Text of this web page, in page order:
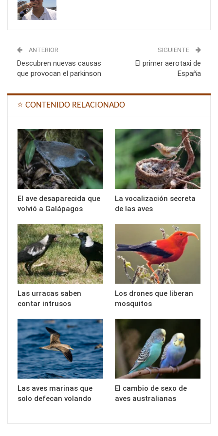
ANTERIOR
Descubren nuevas causas
que provocan el parkinson
SIGUIENTE
El primer aerotaxi de
España
⭐ CONTENIDO RELACIONADO
El ave desaparecida que
volvió a Galápagos
La vocalización secreta
de las aves
Las urracas saben
contar intrusos
Los drones que liberan
mosquitos
Las aves marinas que
solo defecan volando
El cambio de sexo de
aves australianas